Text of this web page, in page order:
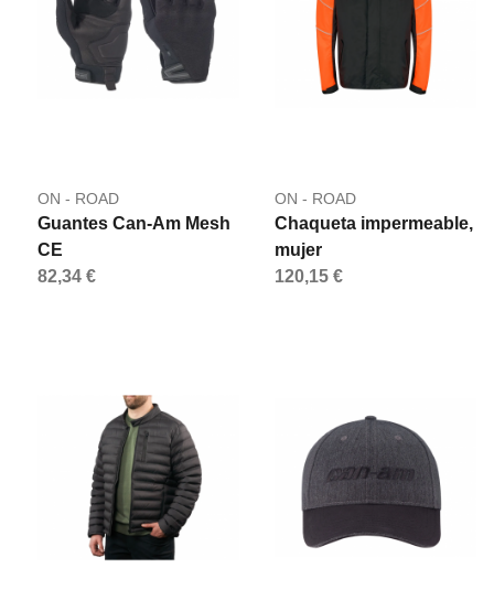
ON - ROAD
Guantes Can-Am Mesh
CE
82,34 €
ON - ROAD
Chaqueta impermeable,
mujer
120,15 €